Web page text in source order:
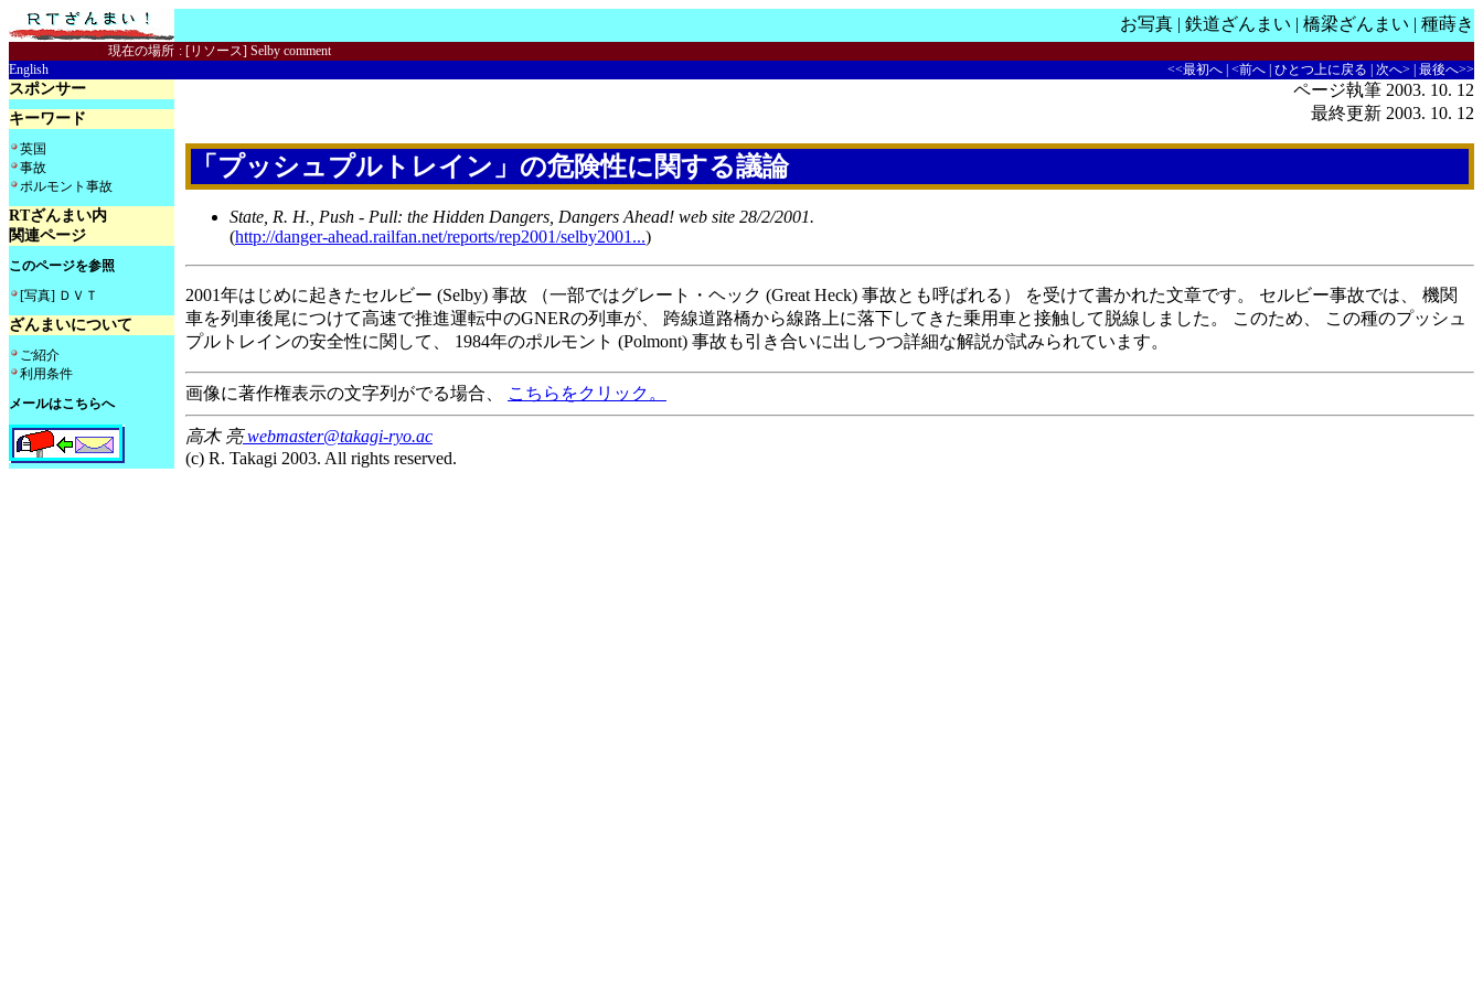
お写真 | 鉄道ざんまい | 橋梁ざんまい | 種蒔き
現在の場所 : [リソース] Selby comment
English
<<最初へ <前へ ひとつ上に戻る | 次へ> | 最後へ>>
スポンサー
キーワード
英国
事故
ポルモント事故
RTざんまい内
関連ページ
このページを参照
[写真] ＤＶＴ
ざんまいについて
ご紹介
利用条件
メールはこちらへ
ページ執筆 2003. 10. 12
最終更新 2003. 10. 12
「プッシュプルトレイン」の危険性に関する議論
State, R. H., Push - Pull: the Hidden Dangers, Dangers Ahead! web site 28/2/2001.
(http://danger-ahead.railfan.net/reports/rep2001/selby2001...)
2001年はじめに起きたセルビー (Selby) 事故 （一部ではグレート・ヘック (Great Heck) 事故とも呼ばれる） を受けて書かれた文章です。 セルビー事故では、 機関
車を列車後尾につけて高速で推進運転中のGNERの列車が、 跨線道路橋から線路上に落下してきた乗用車と接触して脱線しました。 このため、 この種のプッシュ
プルトレインの安全性に関して、 1984年のポルモント (Polmont) 事故も引き合いに出しつつ詳細な解説が試みられています。
画像に著作権表示の文字列がでる場合、 こちらをクリック。
高木 亮webmaster@takagi-ryo.ac
(c) R. Takagi 2003. All rights reserved.